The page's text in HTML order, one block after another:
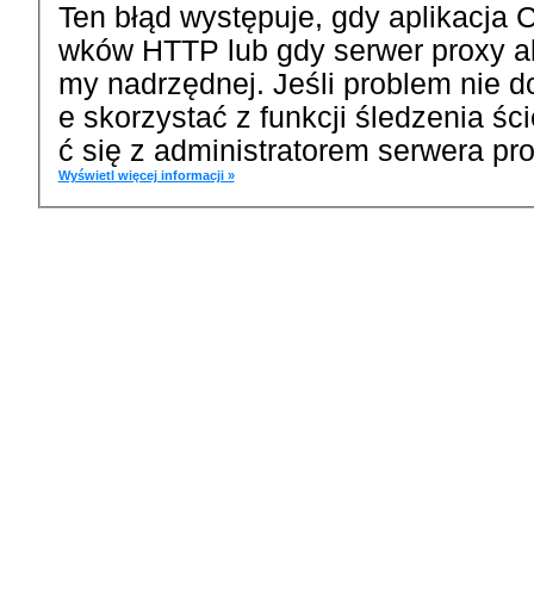
Ten błąd występuje, gdy aplikacja
wków HTTP lub gdy serwer proxy
my nadrzędnej. Jeśli problem nie
e skorzystać z funkcji śledzenia
ć się z administratorem serwera
Wyświetl więcej informacji »